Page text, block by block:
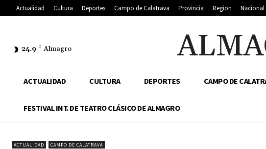
Actualidad Cultura Deportes Campo de Calatrava Provincia Region Nacional
24.9 C Almagro
ACTUALIDAD CULTURA DEPORTES CAMPO DE
FESTIVAL INT. DE TEATRO CLÁSICO DE ALMAGRO
ACTUALIDAD CAMPO DE CALATRAVA